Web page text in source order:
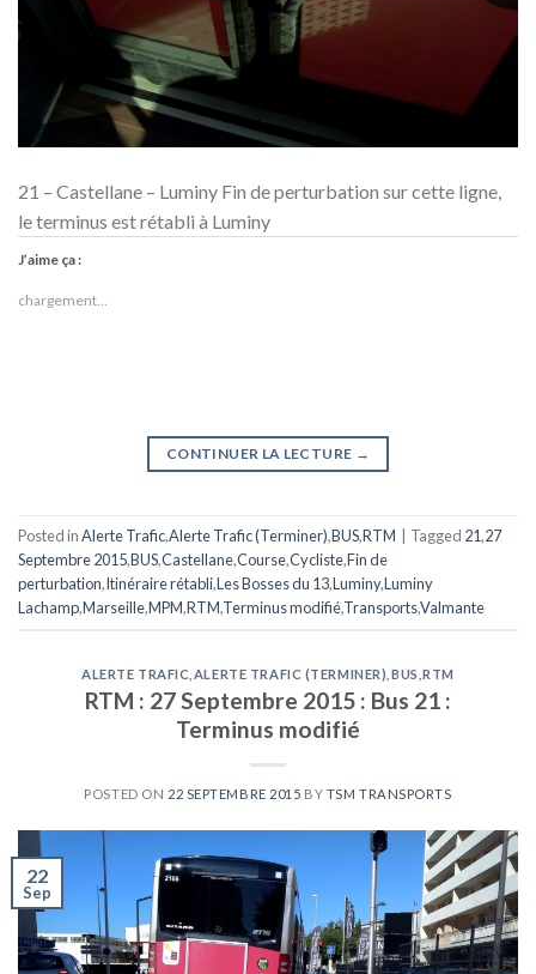
21 – Castellane – Luminy Fin de perturbation sur cette ligne,
le terminus est rétabli à Luminy
J’aime ça :
chargement…
CONTINUER LA LECTURE →
Posted inAlerte Trafic,Alerte Trafic (Terminer),BUS,RTM Tagged 21,27
Septembre 2015,BUS,Castellane,Course,Cycliste,Fin de
perturbation,Itinéraire rétabli,Les Bosses du 13,Luminy,Luminy
Lachamp,Marseille,MPM,RTM,Terminus modifié,Transports,Valmante
ALERTE TRAFIC ALERTE TRAFIC (TERMINER) BUS ,RTM
RTM : 27 Septembre 2015 : Bus 21 :
Terminus modifié
POSTED ON 22 SEPTEMBRE 2015 BY TSM TRANSPORTS
22
Sep